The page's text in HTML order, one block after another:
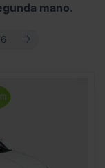
mano.
6 SIGUIENTE